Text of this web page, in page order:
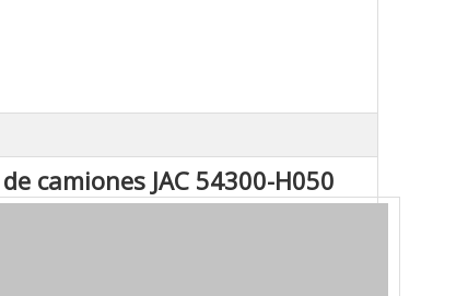
camiones JAC 54300-H050